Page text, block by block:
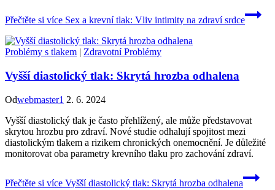
Přečtěte si více Sex a krevní tlak: Vliv intimity na zdraví srdce
Problémy s tlakem | Zdravotní Problémy
Vyšší diastolický tlak: Skrytá hrozba odhalena
Odwebmaster1 2. 6. 2024
Vyšší diastolický tlak je často přehlížený, ale může představovat
skrytou hrozbu pro zdraví. Nové studie odhalují spojitost mezi
diastolickým tlakem a rizikem chronických onemocnění. Je důležité
monitorovat oba parametry krevního tlaku pro zachování zdraví.
Přečtěte si více Vyšší diastolický tlak: Skrytá hrozba odhalena